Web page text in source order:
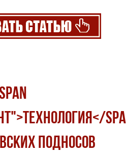
ПОДНОСОВ